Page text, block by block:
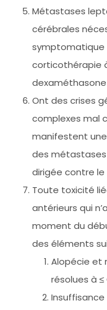
Métastases
cérébrales
symptomatique
corticothérapie
Ont des crises
complexes mal
manifestent
des
dirigée contre le
Toute toxicité
antérieurs qui
moment du
des éléments
Alopécie et
résolues à ≤